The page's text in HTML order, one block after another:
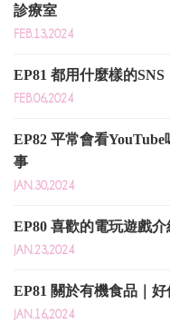
診療室
FEB.13,2024
EP81 都用什麼樣的
FEB.06,2024
EP82 平常會看
事
JAN.30,2024
EP80 喜歡的電玩遊戲
JAN.23,2024
EP81 關於有機食品｜
JAN.16,2024